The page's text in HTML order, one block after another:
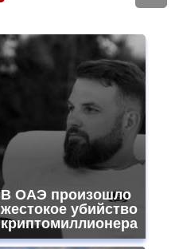
В ОАЭ произошло
жестокое убийство
криптомиллионера